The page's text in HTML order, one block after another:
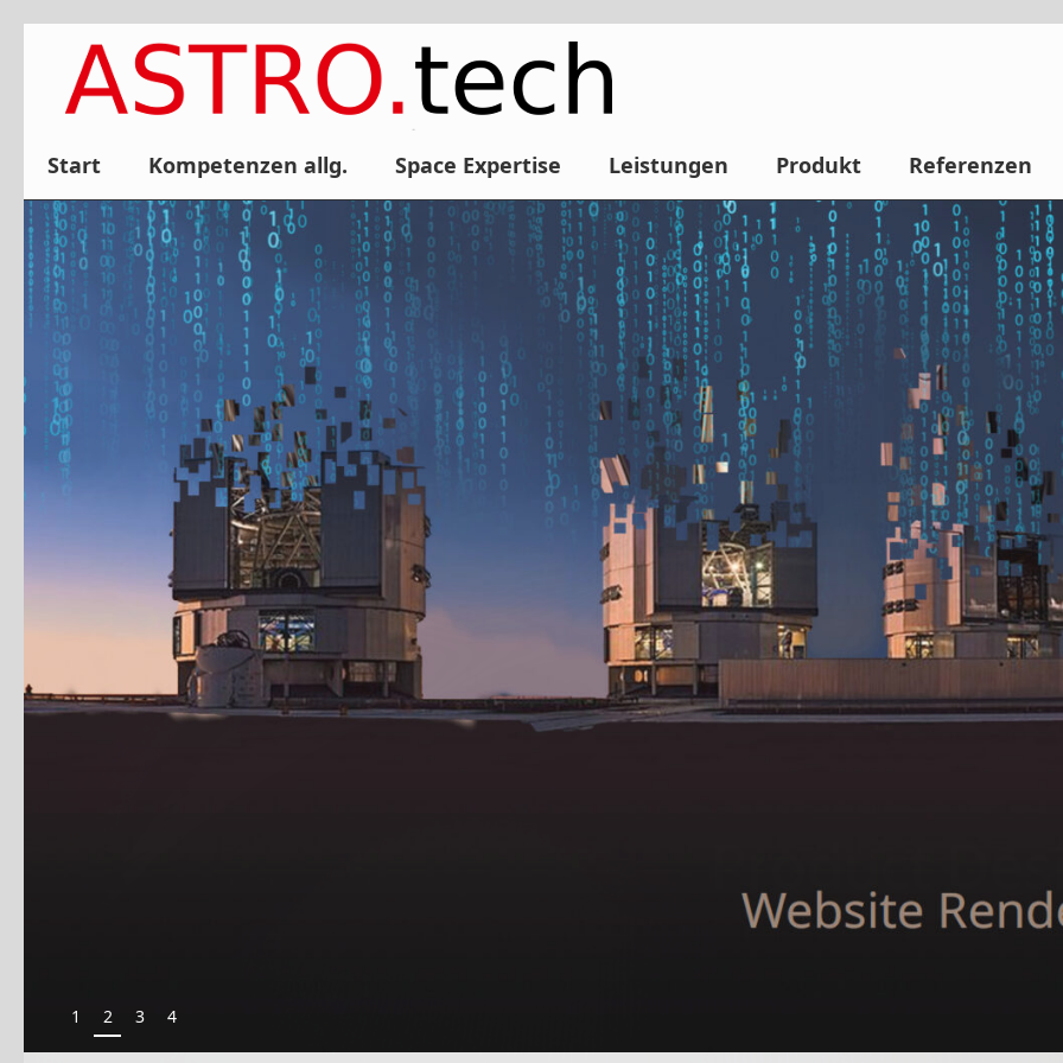
Inhalt
springen
Start Kompetenzen allg. Space Expertise Leistungen Produkt Referenzen
1 2 3 4